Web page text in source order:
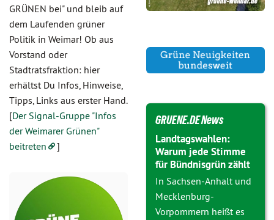
GRÜNEN bei" und bleib auf
dem Laufenden grüner
Politik in Weimar! Ob aus
Vorstand oder
Stadtratsfraktion: hier
erhältst Du Infos, Hinweise,
Tipps, Links aus erster Hand.
[Der Signal-Gruppe "Infos
der Weimarer Grünen"
beitreten
]
GRUENE.DE News
Landtagswahlen:
Warum jede Stimme
für Bündnisgrün zählt
In Sachsen-Anhalt und
Mecklenburg-
Vorpommern heißt es